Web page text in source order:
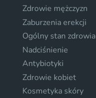
Zdrowie mężczyzn
Zaburzenia erekcji
Ogólny stan zdrowia
Nadciśnienie
Antybiotyki
Zdrowie kobiet
Kosmetyka skóry